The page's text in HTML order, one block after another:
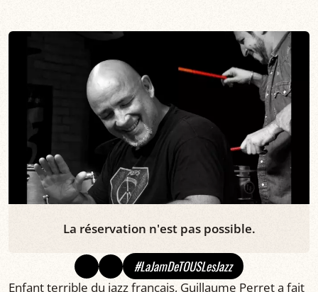
La réservation n'est pas possible.
#LaJamDeTOUSLesJazz
Enfant terrible du jazz français, Guillaume Perret a fait